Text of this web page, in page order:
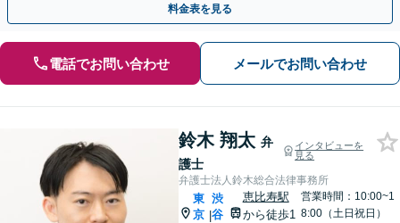
料金表を見る
電話でお問い合わせ メールでお問い合わせ
鈴木 翔太 弁
護士
インタビューを
見る
弁護士法人鈴木総合法律事務所
東
京 |
渋
谷
恵比寿駅
から徒歩1
営業時間：10:00~1
8:00（土日祝日）